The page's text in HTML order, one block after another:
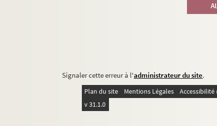
Signaler cette erreur à l'administrateur du site.
Plan du site Mentions Légales
v 31.1.0